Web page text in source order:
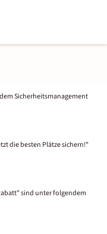
Sicherheitsmanagement
die besten Plätze sichern!"
sind unter folgendem